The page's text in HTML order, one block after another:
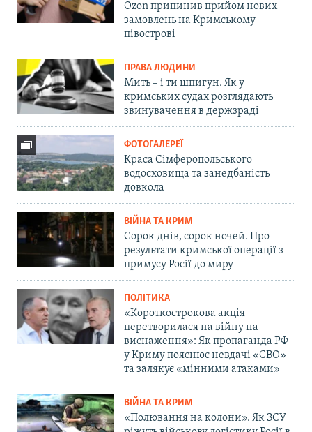
Ozon припинив прийом нових
замовлень на Кримському
півострові
ПРАВА ЛЮДИНИ
Мить – і ти шпигун. Як у
кримських судах розглядають
звинувачення в держзраді
ФОТОГАЛЕРЕЇ
Краса Сімферопольського
водосховища та занедбаність
довкола
ВІЙНА ТА КРИМ
Сорок днів, сорок ночей. Про
результати кримської операції з
примусу Росії до миру
ПОЛІТИКА
«Короткострокова акція
перетворилася на війну на
виснаження»: Як пропаганда РФ
у Криму пояснює невдачі «СВО»
та залякує «мінними атаками»
ВІЙНА ТА КРИМ
«Полювання на колони». Як ЗСУ